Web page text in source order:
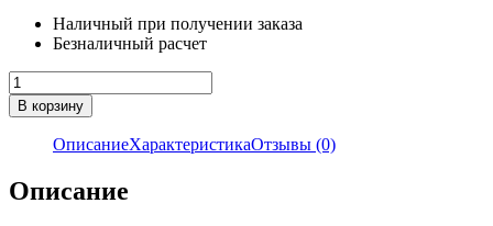
Наличный при получении заказа
Безналичный расчет
Количество
товара
TC
ЧПУ
SK-
В корзину
ОписаниеХарактеристикаОтзывы (0)
Описание